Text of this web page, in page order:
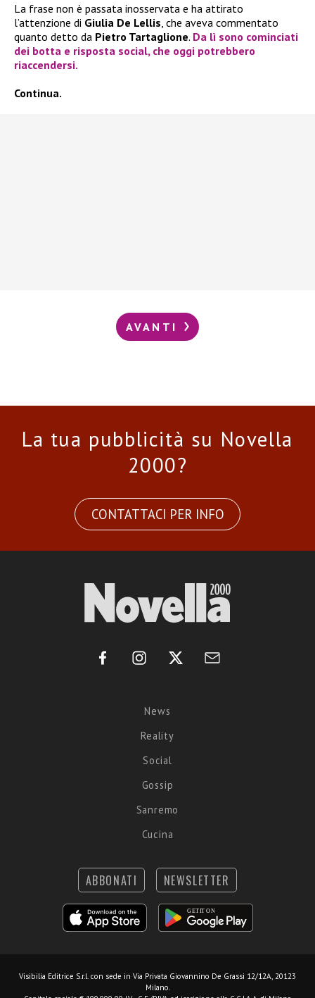
La frase non è passata inosservata e ha attirato
l’attenzione di Giulia De Lellis , che aveva commentato
quanto detto da Pietro Tartaglione. Da lì sono cominciati
dei botta e risposta social, che oggi potrebbero
riaccendersi.
Continua.
AVANTI
La tua pubblicità su Novella
2000?
CONTATTACI PER INFO
News
Reality
Social
Gossip
Sanremo
Cucina
ABBONATI NEWSLETTER
Visibilia Editrice S.r.l. con sede in Via Privata Giovannino De Grassi 12/12A, 20123
Milano.